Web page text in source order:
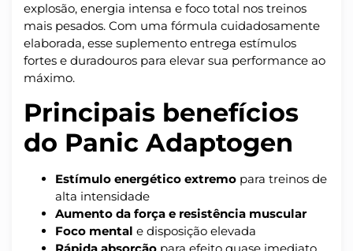
explosão, energia intensa e foco total nos treinos
mais pesados. Com uma fórmula cuidadosamente
elaborada, esse suplemento entrega estímulos
fortes e duradouros para elevar sua performance ao
máximo.
Principais benefícios
do Panic Adaptogen
Estímulo energético extremo para treinos de
alta intensidade
Aumento da força e resistência muscular
Foco mental e disposição elevada